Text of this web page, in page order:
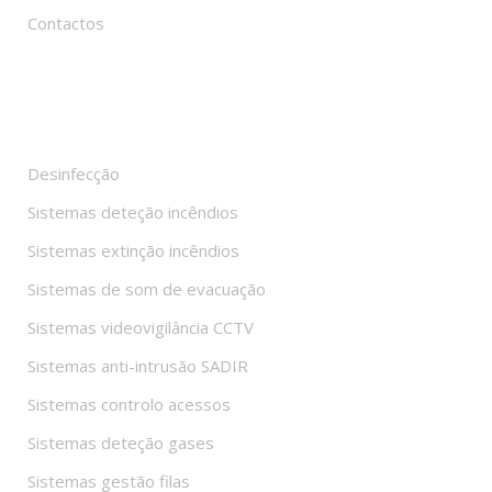
Contactos
Desinfecção
Sistemas deteção incêndios
Sistemas extinção incêndios
Sistemas de som de evacuação
Sistemas videovigilância CCTV
Sistemas anti-intrusão SADIR
Sistemas controlo acessos
Sistemas deteção gases
Sistemas gestão filas